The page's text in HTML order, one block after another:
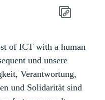
of ICT with a human
und unsere
Verantwortung,
und Solidarität sind